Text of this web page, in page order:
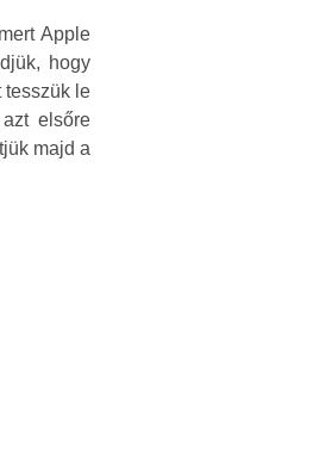
Apple
hogy
tesszük le
elsőre
majd a